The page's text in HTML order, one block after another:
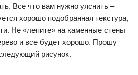
Все что вам нужно уяснить –
хорошо подобранная текстура,
Не «лепите» на каменные стены
и все будет хорошо. Прошу
рисунок.